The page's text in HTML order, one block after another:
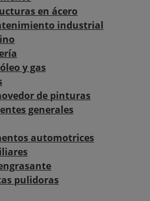
en ácero
industrial
y gas
de pinturas
generales
automotrices
pulidoras